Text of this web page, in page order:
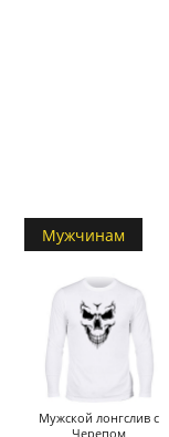
Мужчинам
Мужской лонгслив с
Черепом